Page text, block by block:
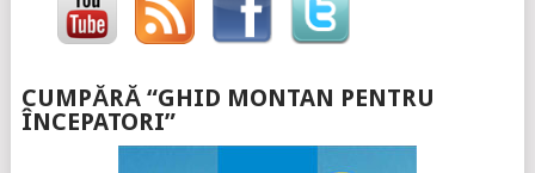
CUMPĂRĂ “GHID MONTAN PENTRU
ÎNCEPATORI”